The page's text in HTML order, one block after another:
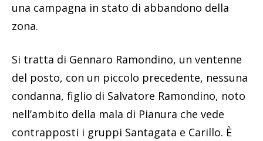
una campagna in stato di abbandono della
zona.
Si tratta di Gennaro Ramondino, un ventenne
del posto, con un piccolo precedente, nessuna
condanna, figlio di Salvatore Ramondino, noto
nell’ambito della mala di Pianura che vede
contrapposti i gruppi Santagata e Carillo. È